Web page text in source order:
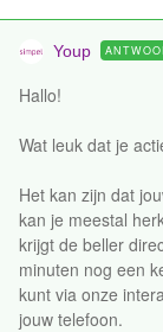
Youp
Hallo!
Wat leuk dat je
Het kan zijn dat
kan je meestal
krijgt de beller
minuten nog een
kunt via onze
jouw telefoon.